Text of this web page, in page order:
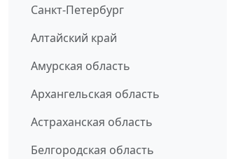
Санкт-Петербург
Алтайский край
Амурская область
Архангельская область
Астраханская область
Белгородская область